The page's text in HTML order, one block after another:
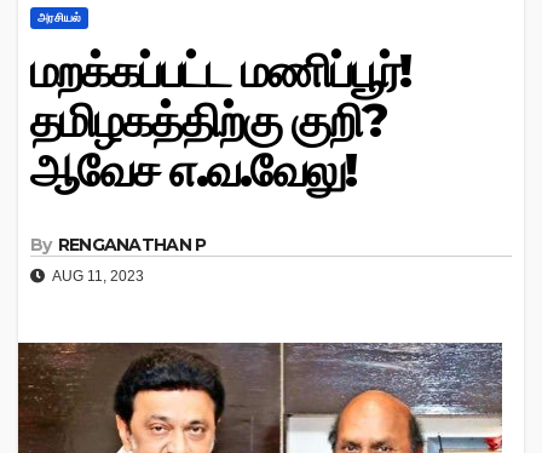
அரசியல்
மறக்கப்பட்ட மணிப்பூர்!
தமிழகத்திற்கு குறி?
ஆவேச எ.வ.வேலு!
By RENGANATHAN P
AUG 11, 2023